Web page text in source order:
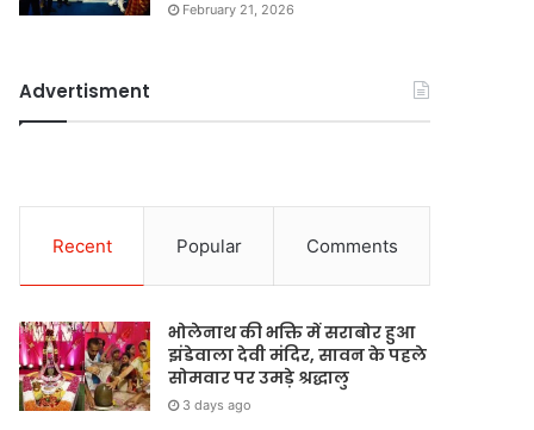
February 21, 2026
Advertisment
Recent Popular Comments
भोलेनाथ की भक्ति में सराबोर हुआ
झंडेवाला देवी मंदिर, सावन के पहले
सोमवार पर उमड़े श्रद्धालु
3 days ago